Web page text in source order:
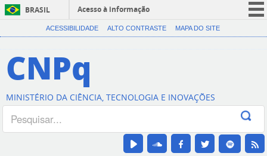
BRASIL
Acesso à informação
CORONAVÍRUS (COVID-19)
Canais
ACESSIBILIDADE ALTO CONTRASTE MAPA DO SITE
CNPq
MINISTÉRIO DA CIÊNCIA, TECNOLOGIA E INOVAÇÕES